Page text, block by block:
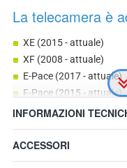
La telecamera è
XE (2015 - attuale)
XF (2008 - attuale)
E-Pace (2017 - attuale)
F-Pace (2015 - attuale)
Possibile compatibilità
INFORMAZIONI
ACCESSORI